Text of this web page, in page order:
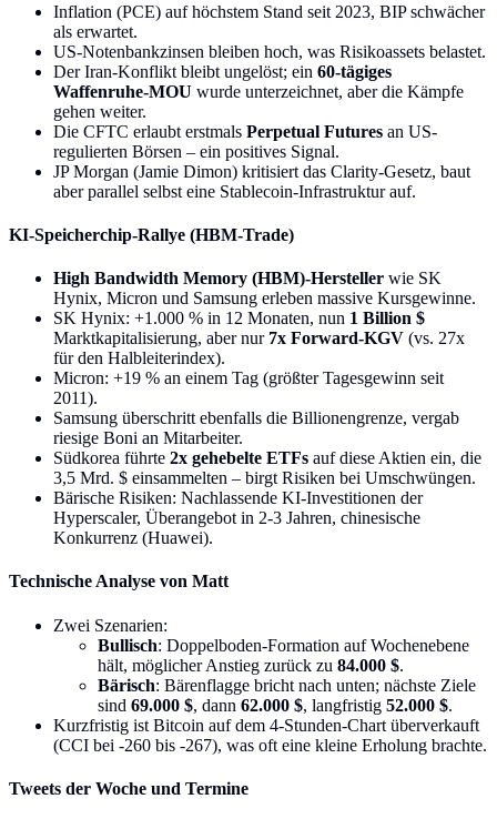
Inflation (PCE) auf höchstem Stand seit 2023, BIP schwächer
als erwartet.
US-Notenbankzinsen bleiben hoch, was Risikoassets belastet.
Der Iran-Konflikt bleibt ungelöst; ein 60-tägiges
Waffenruhe-MOU wurde unterzeichnet, aber die Kämpfe
gehen weiter.
Die CFTC erlaubt erstmals Perpetual Futures an US-
regulierten Börsen – ein positives Signal.
JP Morgan (Jamie Dimon) kritisiert das Clarity-Gesetz, baut
aber parallel selbst eine Stablecoin-Infrastruktur auf.
KI-Speicherchip-Rallye (HBM-Trade)
High Bandwidth Memory (HBM)-Hersteller wie SK
Hynix, Micron und Samsung erleben massive Kursgewinne.
SK Hynix: +1.000 % in 12 Monaten, nun 1 Billion $
Marktkapitalisierung, aber nur 7x Forward-KGV (vs. 27x
für den Halbleiterindex).
Micron: +19 % an einem Tag (größter Tagesgewinn seit
2011).
Samsung überschritt ebenfalls die Billionengrenze, vergab
riesige Boni an Mitarbeiter.
Südkorea führte 2x gehebelte ETFs auf diese Aktien ein, die
3,5 Mrd. $ einsammelten – birgt Risiken bei Umschwüngen.
Bärische Risiken: Nachlassende KI-Investitionen der
Hyperscaler, Überangebot in 2-3 Jahren, chinesische
Konkurrenz (Huawei).
Technische Analyse von Matt
Zwei Szenarien:
Bullisch: Doppelboden-Formation auf Wochenebene
hält, möglicher Anstieg zurück zu 84.000 $.
Bärisch: Bärenflagge bricht nach unten; nächste Ziele
sind 69.000 $, dann 62.000 $, langfristig 52.000 $.
Kurzfristig ist Bitcoin auf dem 4-Stunden-Chart überverkauft
(CCI bei -260 bis -267), was oft eine kleine Erholung brachte.
Tweets der Woche und Termine